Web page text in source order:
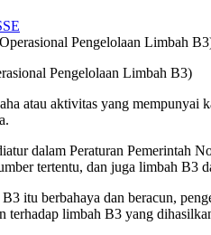
Pengelolaan Limbah
atau aktivitas yang mempunyai
dalam Peraturan Pemerintah
tertentu, dan juga limbah B3
itu berbahaya dan beracun,
terhadap limbah B3 yang